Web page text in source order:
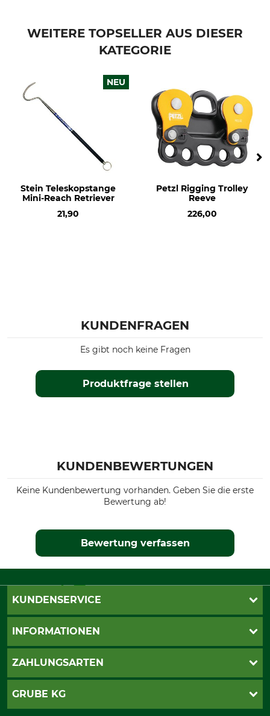
WEITERE TOPSELLER AUS DIESER
KATEGORIE
NEU
Stein Teleskopstange
Mini-Reach Retriever
21,90
Petzl Rigging Trolley
Reeve
226,00
KUNDENFRAGEN
Produktfrage stellen
Es gibt noch keine Fragen
KUNDENBEWERTUNGEN
Keine Kundenbewertung vorhanden. Geben Sie die erste
Bewertung ab!
Bewertung verfassen
KUNDENSERVICE
Live-Shopping
Seilwindenprüfung
INFORMATIONEN
AGB
ZAHLUNGSARTEN
PayPal
GRUBE KG